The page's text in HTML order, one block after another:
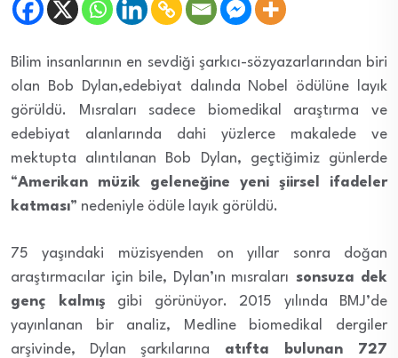
Bilim insanlarının en sevdiği şarkıcı-sözyazarlarından biri
olan Bob Dylan,edebiyat dalında Nobel ödülüne layık
görüldü. Mısraları sadece biomedikal araştırma ve
edebiyat alanlarında dahi yüzlerce makalede ve
mektupta alıntılanan Bob Dylan, geçtiğimiz günlerde
“Amerikan müzik geleneğine yeni şiirsel ifadeler
katması” nedeniyle ödüle layık görüldü.
75 yaşındaki müzisyenden on yıllar sonra doğan
araştırmacılar için bile, Dylan’ın mısraları sonsuza dek
genç kalmış gibi görünüyor. 2015 yılında BMJ’de
yayınlanan bir analiz, Medline biomedikal dergiler
arşivinde, Dylan şarkılarına atıfta bulunan 727